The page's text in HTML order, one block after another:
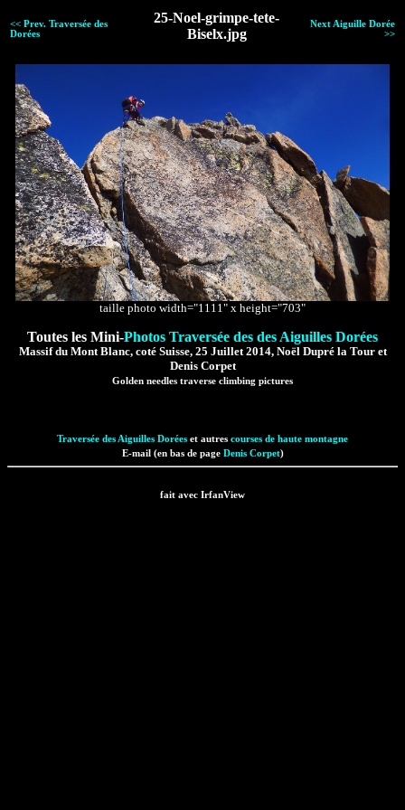
<< Prev. Traversée des
Dorées
25-Noel-grimpe-tete-
Biselx.jpg
Next Aiguille Dorée
>>
taille photo width="1111" x height="703"
Toutes les Mini-Photos Traversée des des Aiguilles Dorées
Massif du Mont Blanc, coté Suisse, 25 Juillet 2014, Noël Dupré la Tour et
Denis Corpet
Golden needles traverse climbing pictures
Traversée des Aiguilles Dorées et autres courses de haute montagne
E-mail (en bas de page Denis Corpet)
fait avec IrfanView